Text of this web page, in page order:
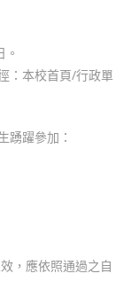
：本校首頁/行政單
踴躍參加：
，應依照通過之自